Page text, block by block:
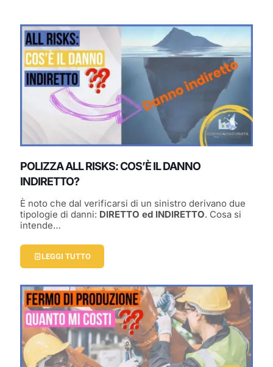
POLIZZA ALL RISKS: COS’È IL DANNO
INDIRETTO?
È noto che dal verificarsi di un sinistro derivano due
tipologie di danni: DIRETTO ed INDIRETTO. Cosa si
intende…
LEGGI TUTTO